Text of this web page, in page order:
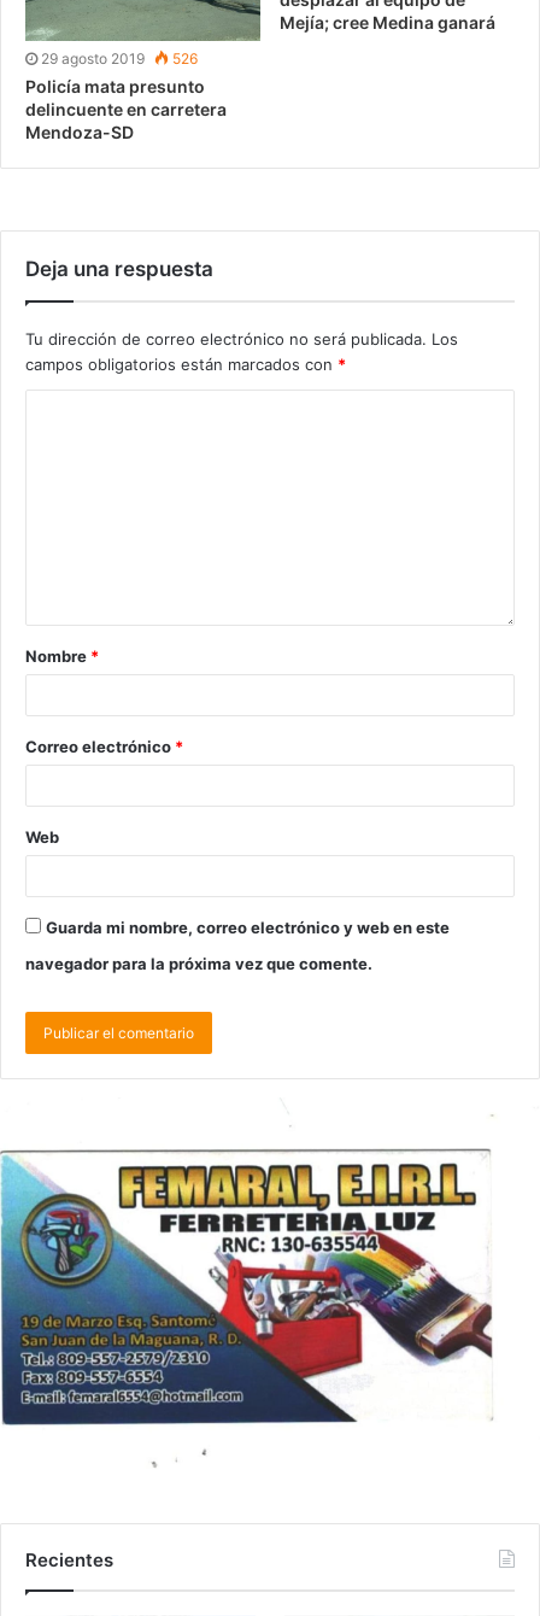
29 agosto 2019 526
Policía mata presunto
delincuente en carretera
Mendoza-SD
Mejía; cree Medina ganará
Deja una respuesta
Tu dirección de correo electrónico no será publicada. Los
campos obligatorios están marcados con *
Nombre *
Correo electrónico *
Web
Guarda mi nombre, correo electrónico y web en este
navegador para la próxima vez que comente.
Recientes